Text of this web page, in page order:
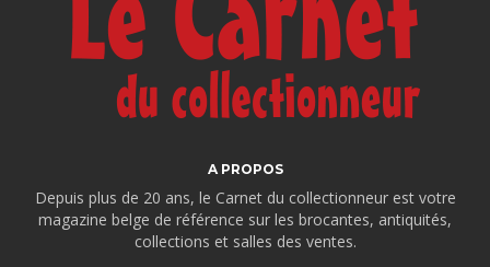
A PROPOS
Depuis plus de 20 ans, le Carnet du collectionneur est votre
magazine belge de référence sur les brocantes, antiquités,
collections et salles des ventes.